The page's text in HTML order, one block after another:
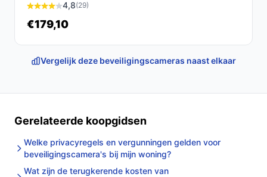
Twee concrete checks voor de handleiding/specs:
Controleer of er een stopcontact bij de
montageplek is (voedingstype: netstroom).
montagematerialen voldoen voor je locatie; er
Merk:Ring — hou rekening met compatibiliteit
binnen hetzelfde productecosysteem.
4,8(29)
€179,10
Vergelijk deze beveiligingscameras naast elkaar
Gerelateerde koopgidsen
Welke privacyregels en vergunningen gelden voor
beveiligingscamera's bij mijn woning?
Wat zijn de terugkerende kosten van